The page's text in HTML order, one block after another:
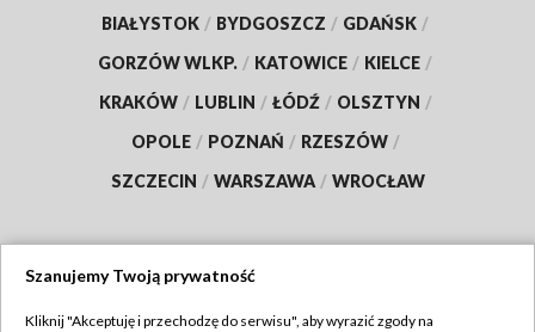
BIAŁYSTOK / BYDGOSZCZ / GDAŃSK /
GORZÓW WLKP. / KATOWICE / KIELCE /
KRAKÓW / LUBLIN / ŁÓDŹ / OLSZTYN /
OPOLE / POZNAŃ / RZESZÓW /
SZCZECIN / WARSZAWA / WROCŁAW
Szanujemy Twoją prywatność
Kliknij "Akceptuję i przechodzę do serwisu", aby wyrazić zgody na